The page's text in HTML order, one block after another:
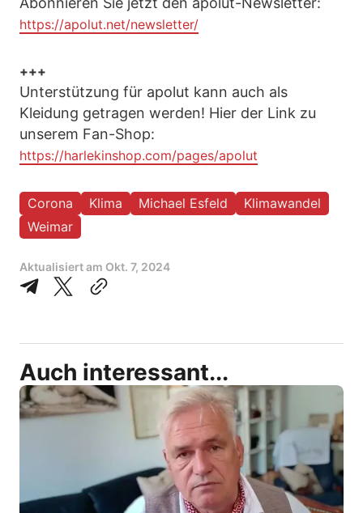
https://apolut.net/newsletter/
+++
Unterstützung für apolut kann auch als
Kleidung getragen werden! Hier der Link zu
unserem Fan-Shop:
https://harlekinshop.com/pages/apolut
Corona Klima Michael Esfeld
Klimawandel
Weimar
Aktualisiert am Okt. 7, 2024
Auch interessant...